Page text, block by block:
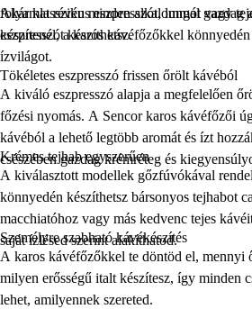
folyamat révén minden alkalommal gazdag
eszpresszót készíthetsz.
Akár klasszikus eszpresszót, lungót vagy
készítenél, a karos kávéfőzőkkel
ízvilágot.
Tökéletes eszpresszó frissen őrölt kávéból
A kiváló eszpresszó alapja a megfelelően
főzési nyomás. A Sencor karos kávéfőzői
kávéból a lehető legtöbb aromát és ízt
csészében gazdag krémréteg és
Krémes tejhab egyszerűen
A kiválasztott modellek gőzfúvókával
könnyedén készíthetsz bársonyos tejhabot
macchiatóhoz vagy más kedvenc tejes
saját ízlésed szerint alakíthatod.
Személyre szabható kávékészítés
A karos kávéfőzőkkel te döntöd el, mennyi
milyen erősségű italt készítesz, így minden
lehet, amilyennek szereted.